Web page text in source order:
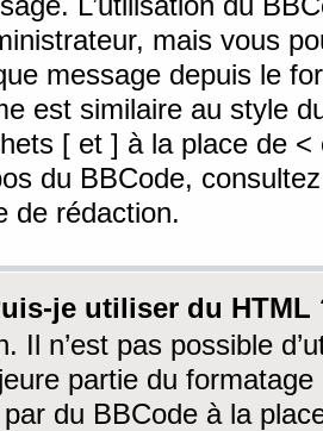
mais vous
message depuis le
est similaire au style
[ et ] à la place de <
du BBCode,
de rédaction.
je utiliser du HTML
Il n’est pas possible
partie du
du BBCode à la